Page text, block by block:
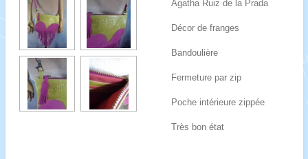
Agatha Ruiz de la Prada
Décor de franges
Bandoulière
Fermeture par zip
Poche intérieure zippée
Très bon état